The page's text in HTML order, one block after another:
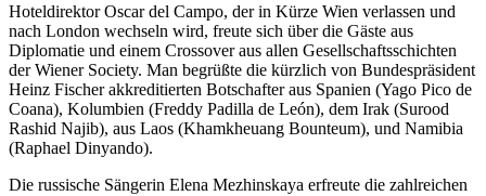
Hoteldirektor Oscar del Campo, der in Kürze Wien verlassen und
nach London wechseln wird, freute sich über die Gäste aus
Diplomatie und einem Crossover aus allen Gesellschaftsschichten
der Wiener Society. Man begrüßte die kürzlich von Bundespräsident
Heinz Fischer akkreditierten Botschafter aus Spanien (Yago Pico de
Coana), Kolumbien (Freddy Padilla de León), dem Irak (Surood
Rashid Najib), aus Laos (Khamkheuang Bounteum), und Namibia
(Raphael Dinyando).
Die russische Sängerin Elena Mezhinskaya erfreute die zahlreichen